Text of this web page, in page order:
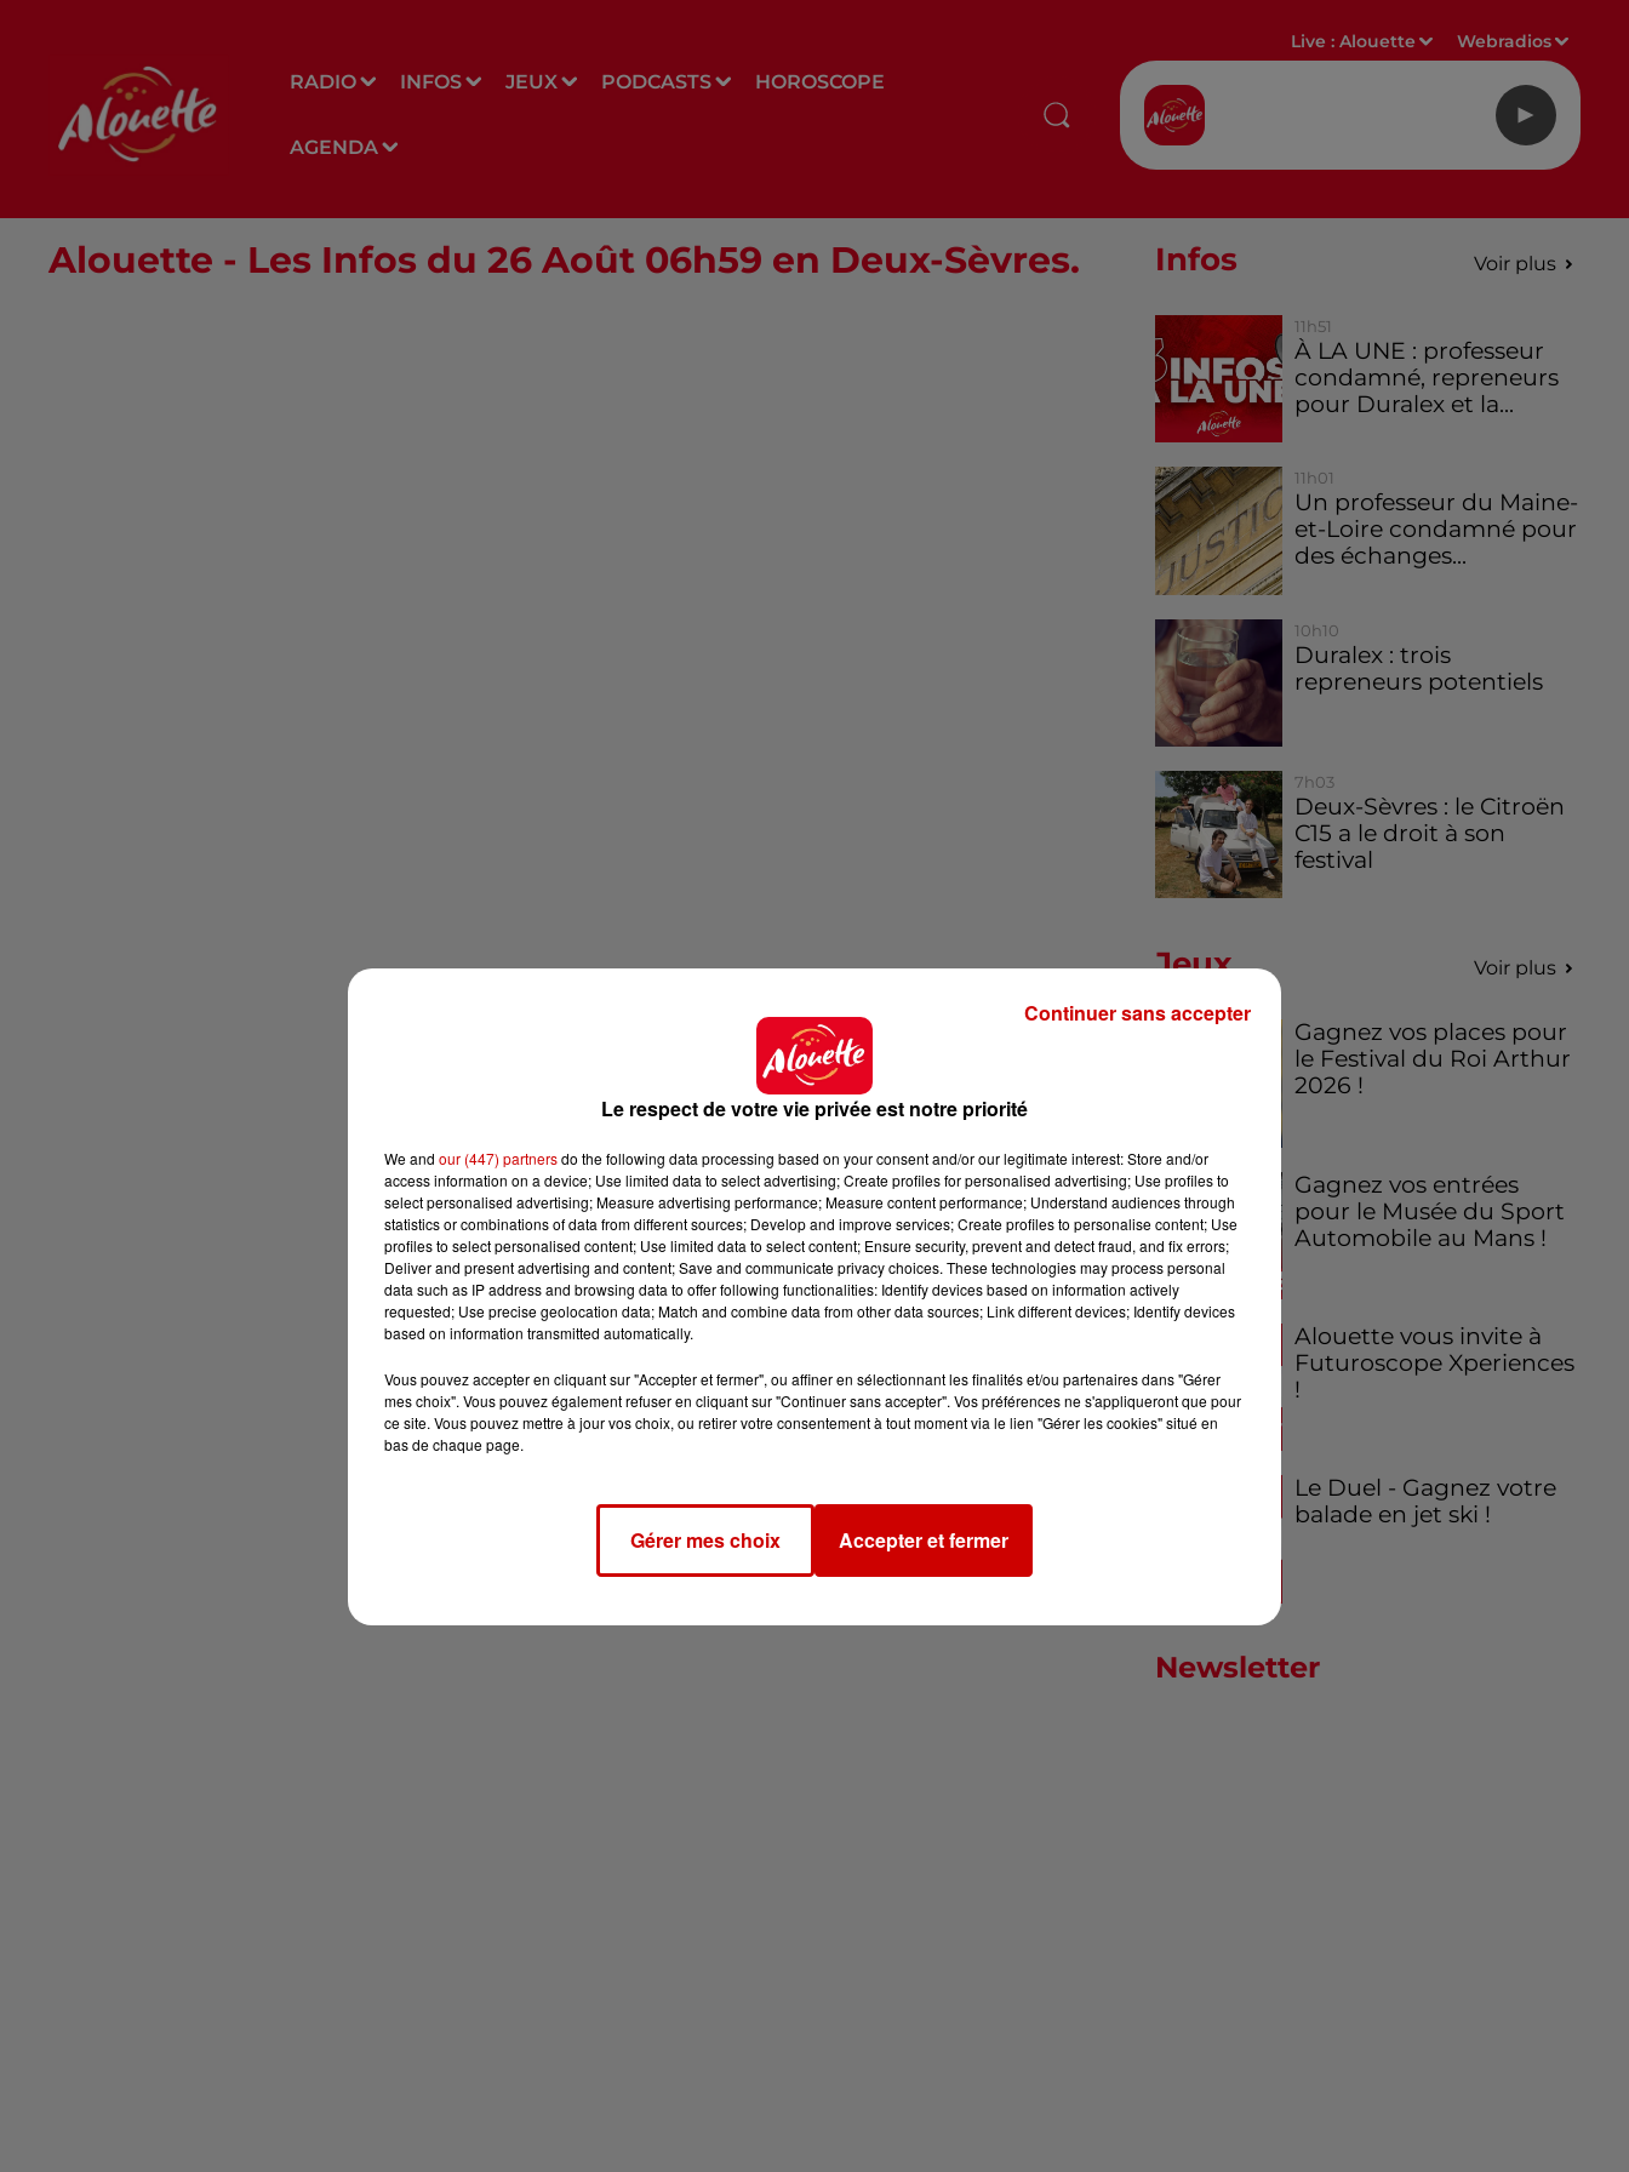
RADIO INFOS JEUX PODCASTS HOROSCOPE
AGENDA
Live :Alouette Webradios
Alouette - Les Infos du 26 Août 06h59 en Deux-Sèvres. Infos Voir plus
11h51
À LA UNE : professeur
condamné, repreneurs
pour Duralex et la...
11h01
Un professeur du Maine-
et-Loire condamné pour
des échanges...
10h10
Duralex : trois
repreneurs potentiels
7h03
Deux-Sèvres : le Citroën
C15 a le droit à son
festival
Jeux Voir plus
Gagnez vos places pour
le Festival du Roi Arthur
2026 !
Gagnez vos entrées
pour le Musée du Sport
Automobile au Mans !
Alouette vous invite à
Futuroscope Xperiences
!
Le Duel - Gagnez votre
balade en jet ski !
Newsletter
Le respect de votre vie privée est notre priorité
We and our (447) partnersdo the following data processing based on your consent and/or our legitimate interest: Store and/or
access information on a device; Use limited data to select advertising; Create profiles for personalised advertising; Use profiles to
select personalised advertising; Measure advertising performance; Measure content performance; Understand audiences through
statistics or combinations of data from different sources; Develop and improve services; Create profiles to personalise content; Use
profiles to select personalised content; Use limited data to select content; Ensure security, prevent and detect fraud, and fix errors;
Deliver and present advertising and content; Save and communicate privacy choices. These technologies may process personal
data such as IP address and browsing data to offer following functionalities: Identify devices based on information actively
requested; Use precise geolocation data; Match and combine data from other data sources; Link different devices; Identify devices
based on information transmitted automatically.
Vous pouvez accepter en cliquant sur "Accepter et fermer", ou affiner en sélectionnant les finalités et/ou partenaires dans "Gérer
mes choix". Vous pouvez également refuser en cliquant sur "Continuer sans accepter". Vos préférences ne s'appliqueront que pour
ce site. Vous pouvez mettre à jour vos choix, ou retirer votre consentement à tout moment via le lien "Gérer les cookies" situé en
bas de chaque page.
Gérer mes choix Accepter et fermer
Continuer sans accepter